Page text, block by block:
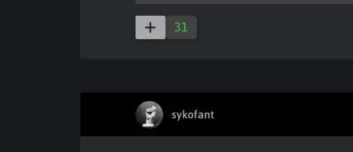
31
sykofant